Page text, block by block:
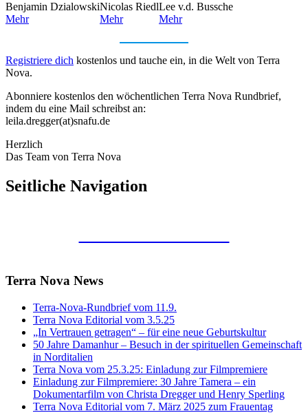
Benjamin Dzialowski
Mehr
Nicolas Riedl
Mehr
Lee v.d. Bussche
Mehr
Registriere dich kostenlos und tauche ein, in die Welt von Terra
Nova.
Abonniere kostenlos den wöchentlichen Terra Nova Rundbrief,
indem du eine Mail schreibst an:
leila.dregger(at)snafu.de
Herzlich
Das Team von Terra Nova
Seitliche Navigation
Terra Nova News
Terra-Nova-Rundbrief vom 11.9.
Terra Nova Editorial vom 3.5.25
„In Vertrauen getragen“ – für eine neue Geburtskultur
50 Jahre Damanhur – Besuch in der spirituellen Gemeinschaft
in Norditalien
Terra Nova vom 25.3.25: Einladung zur Filmpremiere
Einladung zur Filmpremiere: 30 Jahre Tamera – ein
Dokumentarfilm von Christa Dregger und Henry Sperling
Terra Nova Editorial vom 7. März 2025 zum Frauentag